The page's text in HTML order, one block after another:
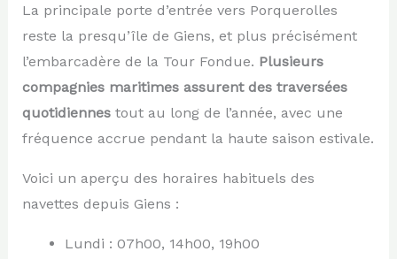
La principale porte d’entrée vers Porquerolles
reste la presqu’île de Giens, et plus précisément
l’embarcadère de la Tour Fondue. Plusieurs
compagnies maritimes assurent des traversées
quotidiennestout au long de l’année, avec une
fréquence accrue pendant la haute saison estivale.
Voici un aperçu des horaires habituels des
navettes depuis Giens :
Lundi : 07h00, 14h00, 19h00